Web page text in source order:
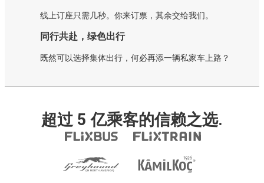
线上订座只需几秒。你来订票，其余交给我们。
同行共赴，绿色出行
既然可以选择集体出行，何必再添一辆私家车上路？
超过 5 亿乘客的信赖之选.